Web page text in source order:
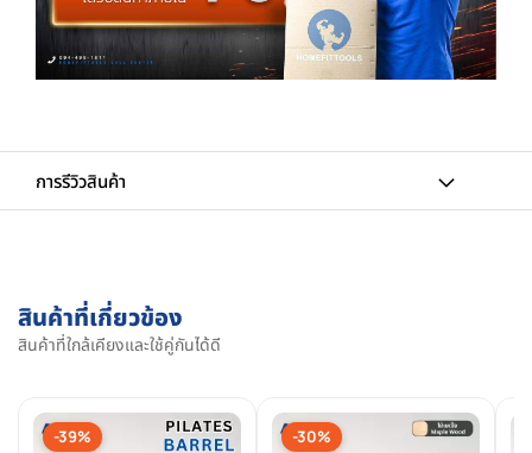
การรีวิวสินค้า
สินค้าที่เกี่ยวข้อง
สินค้าที่ใกล้เคียงและใช้คู่กันได้ดี
-39% -30%